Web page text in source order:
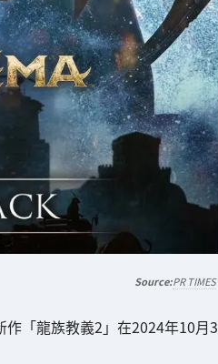
PR TIMES
「龍族教義2」在2024年10月3